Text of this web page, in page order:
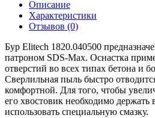
Описание
Характеристики
Отзывов (0)
Бур Elitech 1820.040500
патроном SDS-Max. Оснастка
отверстий во всех типах бетона и
Сверлильная пыль быстро
комфортной. Для того, чтобы
его хвостовик необходимо держать
использовать специальную смазку.